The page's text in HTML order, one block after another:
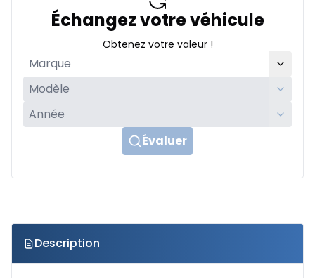
Échangez votre véhicule
Obtenez votre valeur !
Évaluer
Description